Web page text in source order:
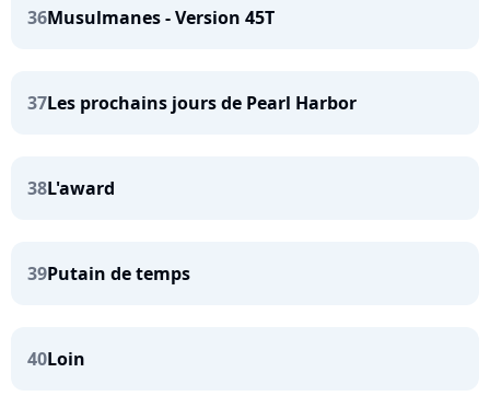
36Musulmanes - Version 45T
37Les prochains jours de Pearl Harbor
38L'award
39Putain de temps
40Loin